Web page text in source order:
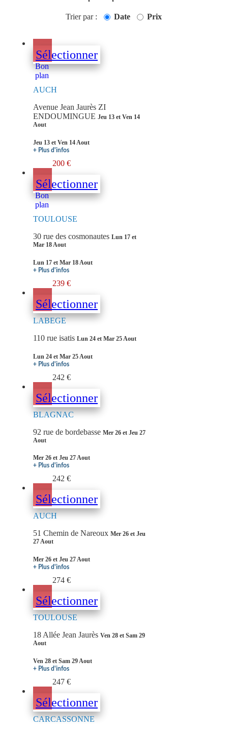
Trier par : Date Prix
Sélectionner
Bon
plan
AUCH
Avenue Jean Jaurès ZI
ENDOUMINGUE Jeu 13 et Ven 14
Aout
Jeu 13 et Ven 14 Aout
+ Plus d'infos
200 €
Sélectionner
Bon
plan
TOULOUSE
30 rue des cosmonautes Lun 17 et
Mar 18 Aout
Lun 17 et Mar 18 Aout
+ Plus d'infos
239 €
Sélectionner
LABEGE
110 rue isatis Lun 24 et Mar 25 Aout
Lun 24 et Mar 25 Aout
+ Plus d'infos
242 €
Sélectionner
BLAGNAC
92 rue de bordebasse Mer 26 et Jeu 27
Aout
Mer 26 et Jeu 27 Aout
+ Plus d'infos
242 €
Sélectionner
AUCH
51 Chemin de Nareoux Mer 26 et Jeu
27 Aout
Mer 26 et Jeu 27 Aout
+ Plus d'infos
274 €
Sélectionner
TOULOUSE
18 Allée Jean Jaurès Ven 28 et Sam 29
Aout
Ven 28 et Sam 29 Aout
+ Plus d'infos
247 €
Sélectionner
CARCASSONNE